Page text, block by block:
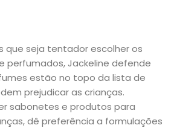
que seja tentador escolher os
perfumados, Jackeline defende
estão no topo da lista de
prejudicar as crianças.
sabonetes e produtos para
dê preferência a formulações